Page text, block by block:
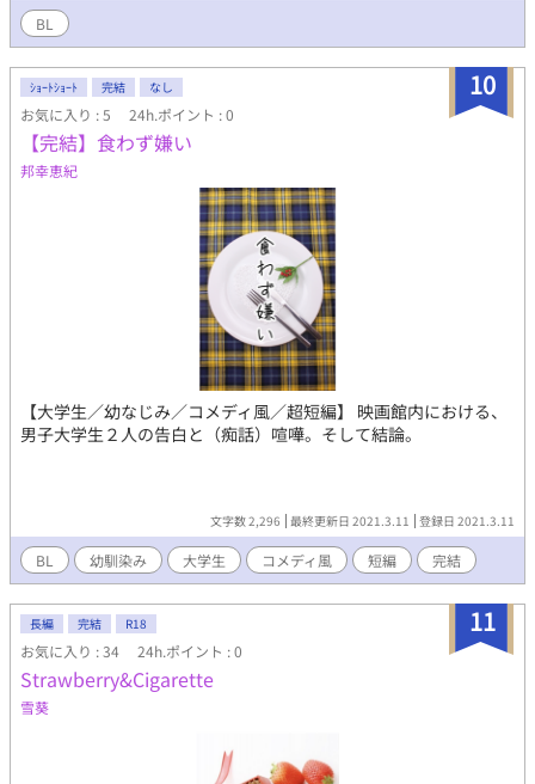
BL
10
ｼｮｰﾄｼｮｰﾄ 完結 なし
お気に入り : 5 24h.ポイント : 0
【完結】食わず嫌い
邦幸恵紀
【大学生／幼なじみ／コメディ風／超短編】 映画館内における、
男子大学生２人の告白と（痴話）喧嘩。そして結論。
文字数 2,296 最終更新日 2021.3.11 登録日 2021.3.11
BL 幼馴染み 大学生 コメディ風 短編 完結
11
長編 完結 R18
お気に入り : 34 24h.ポイント : 0
Strawberry&Cigarette
雪葵